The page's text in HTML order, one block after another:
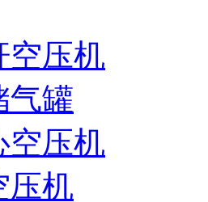
空压机
气罐
空压机
压机